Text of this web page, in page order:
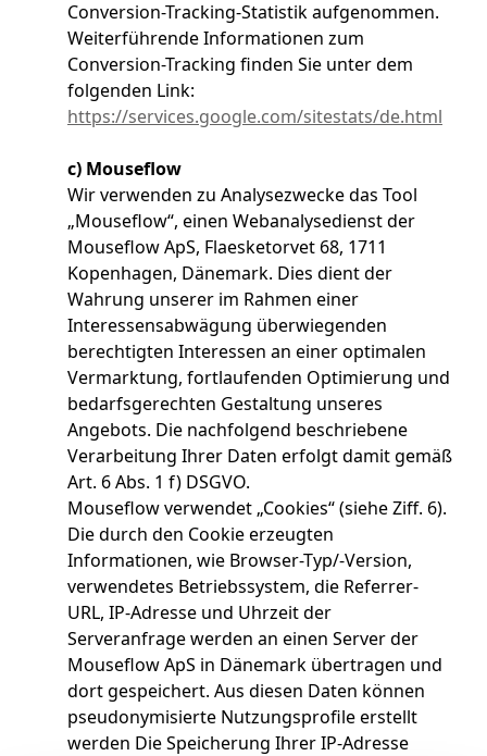
Conversion-Tracking-Statistik aufgenommen.
Weiterführende Informationen zum
Conversion-Tracking finden Sie unter dem
folgenden Link:
https://services.google.com/sitestats/de.html
c) Mouseflow
Wir verwenden zu Analysezwecke das Tool
„Mouseflow“, einen Webanalysedienst der
Mouseflow ApS, Flaesketorvet 68, 1711
Kopenhagen, Dänemark. Dies dient der
Wahrung unserer im Rahmen einer
Interessensabwägung überwiegenden
berechtigten Interessen an einer optimalen
Vermarktung, fortlaufenden Optimierung und
bedarfsgerechten Gestaltung unseres
Angebots. Die nachfolgend beschriebene
Verarbeitung Ihrer Daten erfolgt damit gemäß
Art. 6 Abs. 1 f) DSGVO.
Mouseflow verwendet „Cookies“ (siehe Ziff. 6).
Die durch den Cookie erzeugten
Informationen, wie Browser-Typ/-Version,
verwendetes Betriebssystem, die Referrer-
URL, IP-Adresse und Uhrzeit der
Serveranfrage werden an einen Server der
Mouseflow ApS in Dänemark übertragen und
dort gespeichert. Aus diesen Daten können
pseudonymisierte Nutzungsprofile erstellt
werden Die Speicherung Ihrer IP-Adresse